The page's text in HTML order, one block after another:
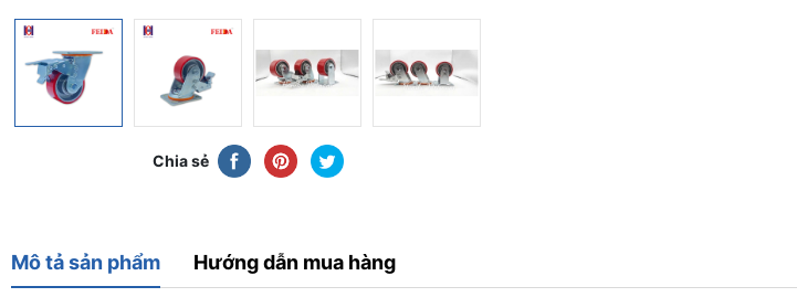
Chia sẻ
Mô tả sản phẩm Hướng dẫn mua hàng